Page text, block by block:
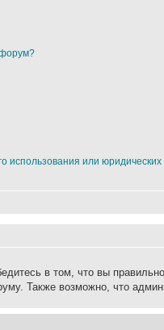
использования или
в том, что вы
Также возможно, что